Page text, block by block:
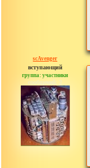
scAvenger
вступающий
группа: участники
сообщений: 2